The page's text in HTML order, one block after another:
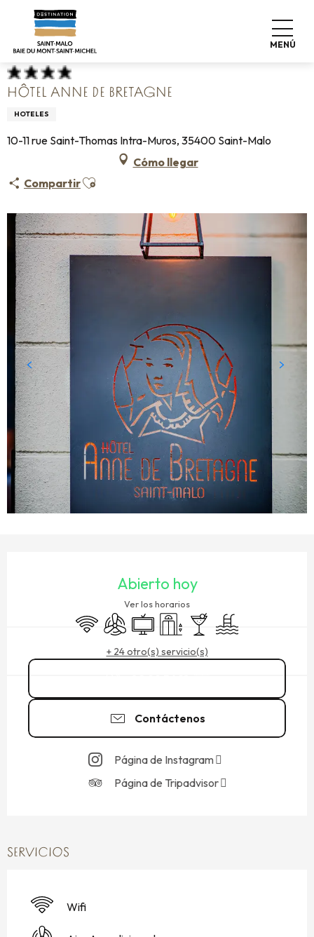
contenu
MENÚ
Home Haga las maletas
Hoteles
Hôtel Anne de Bretagne
HÔTEL ANNE DE BRETAGNE
HOTELES
10-11 rue Saint-Thomas Intra-Muros, 35400 Saint-Malo
Cómo llegar
CompartirAjouter aux favoris
Abierto hoy
Ver los horarios
Wifi Aire Acondicionado
TelevisiónAscensorBar / Refrigerio
Piscina
+ 24 otro(s) servicio(s)
Contáctenos
Página de Instagram
Página de Tripadvisor
SERVICIOS
Wifi